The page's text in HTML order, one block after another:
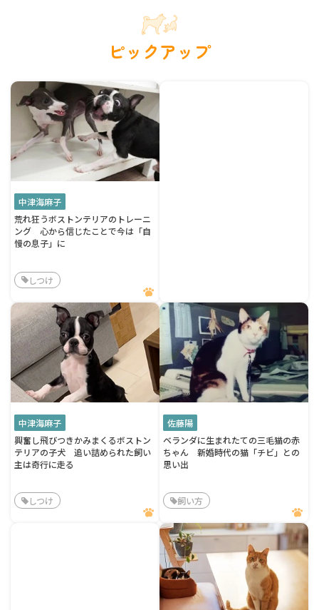
ピックアップ
中津海麻子
荒れ狂うボストンテリアのトレーニ
ング 心から信じたことで今は「自
慢の息子」に
しつけ
中津海麻子
興奮し飛びつきかみまくるボストン
テリアの子犬 追い詰められた飼い
主は奇行に走る
しつけ
佐藤陽
ベランダに生まれたての三毛猫の赤
ちゃん 新婚時代の猫「チビ」との
思い出
飼い方